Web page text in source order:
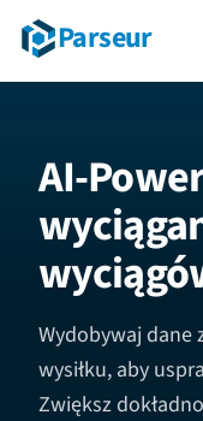
Parseur
AI-
Wydobywaj dane
wysiłku, aby
Zwiększ